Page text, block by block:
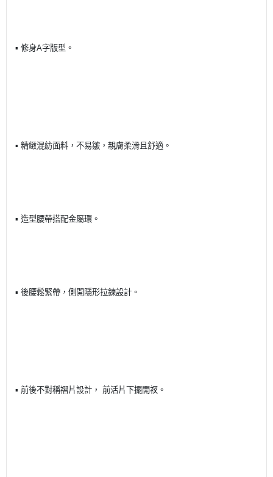
▪ 修身A字版型。
▪ 精緻混紡面料，不易皺，親膚柔滑且舒適。
▪ 造型腰帶搭配金屬環。
▪ 後腰鬆緊帶，側開隱形拉鍊設計。
▪ 前後不對稱褶片設計， 前活片下擺開衩。